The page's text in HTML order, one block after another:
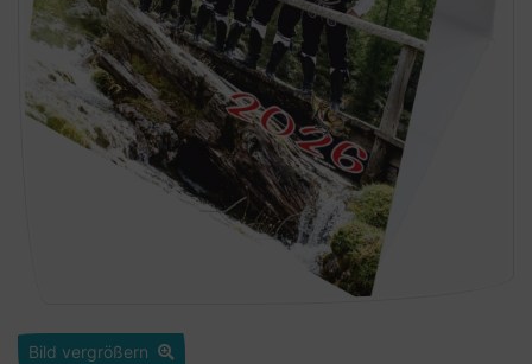
Bild vergrößern